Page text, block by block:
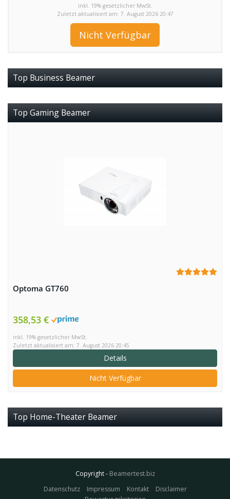
inkl. 19% gesetzlicher MwSt.
Zuletzt aktualisiert am: 7. August 2026 20:47
Nicht Verfügbar
Top Business Beamer
Top Gaming Beamer
Optoma GT760
358,53 €
inkl. 19% gesetzlicher MwSt.
Zuletzt aktualisiert am: 7. August 2026 20:45
Details
Nicht Verfügbar
Top Home-Theater Beamer
Copyright - Beamertest.biz
Datenschutz
Impressum Kontakt
Disclaimer